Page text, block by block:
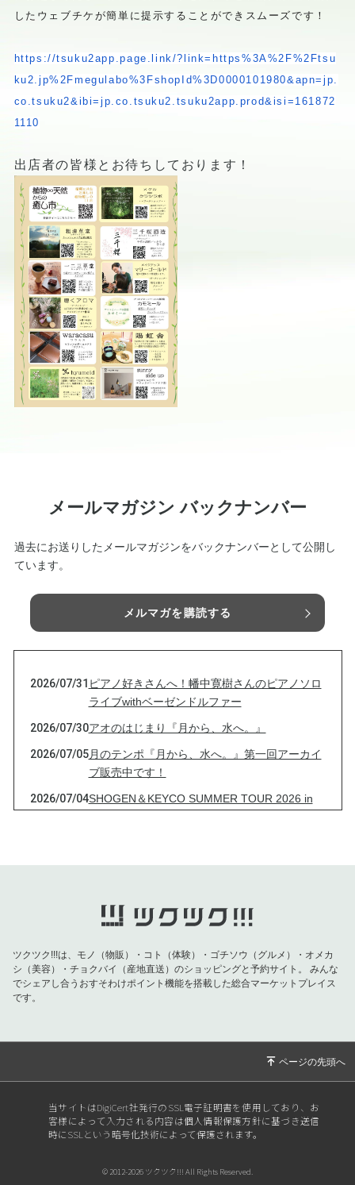
したウェブチケが簡単に提示することができスムー ズです！
https://tsuku2app.page.link/? link=https%3A%2F%2Ftsu
ku2.jp% 2Fmegulabo%3FshopId% 3D0000101980&apn=jp.
co.tsuku2&ibi=jp.co.tsuku2.tsuku2app. prod&isi=161872
1110
出店者の皆様とお待ちしております！
メールマガジン バックナンバー
過去にお送りしたメールマガジンをバックナンバーとして公開し
ています。
メルマガを購読する
2026/07/31 ピアノ好きさんへ！幡中寛樹さんのピアノソロ
ライブwithベーゼンドルファー
2026/07/30アオのはじまり『月から、水へ。』
2026/07/05月のテンポ『月から、水へ。』第一回アーカイ
ブ販売中です！
2026/07/04SHOGEN＆KEYCO SUMMER TOUR 2026 in
＆ハピバライブ
ボライブ！
2026/04/20 SHOGENさん来東川！は明後日です！！！
2026/04/09
した＾＾
2025/11/27高ポイント還元！美髪再生を応援いたします！
ツクツク!!!は、モノ（物販）・コト（体験）・ゴチソウ（グルメ）・オメカ
シ（美容）・チョクバイ（産地直送）のショッピングと予約サイト。
みんな
でシェアし合うおすそわけポイント機能を搭載した総合マーケットプレイス
です。
当サイトはDigiCert社発行のSSL電子証明書を使用しており、お
客様によって入力される内容は個人情報保護方針に基づき送信
時にSSLという暗号化技術によって保護されます。
© 2012-2026 ツクツク!!! All Rights Reserved.